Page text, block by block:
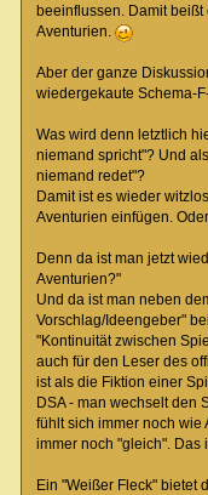
beeinflussen. Damit
Aventurien.
Aber der ganze
wiedergekaute Schema-
Was wird denn letztlich
niemand spricht"? Und
niemand redet"?
Damit ist es wieder
Aventurien einfügen.
Denn da ist man jetzt
Aventurien?"
Und da ist man neben
Vorschlag/Ideengeber"
"Kontinuität zwischen
auch für den Leser des
ist als die Fiktion einer
DSA - man wechselt den
fühlt sich immer noch wie
immer noch "gleich". Das
Ein "Weißer Fleck" bietet